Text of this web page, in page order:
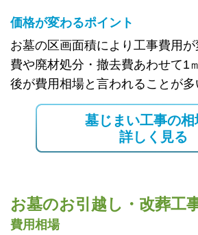
価格が変わるポイント
お墓の区画面積により工事費用
費や廃材処分・撤去費あわせて1
後が費用相場と言われることが多
墓じまい工事の相
詳しく見る
お墓のお引越し・改葬工
費用相場